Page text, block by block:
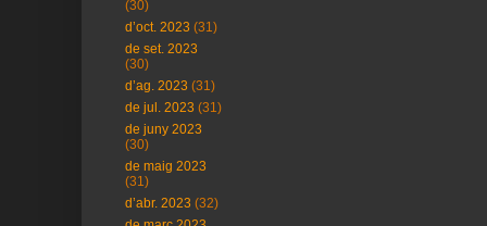
(30)
d’oct. 2023 (31)
de set. 2023
(30)
d’ag. 2023 (31)
de jul. 2023 (31)
de juny 2023
(30)
de maig 2023
(31)
d’abr. 2023 (32)